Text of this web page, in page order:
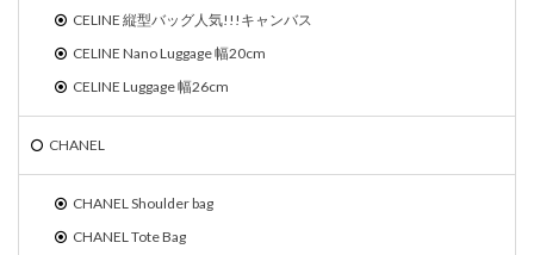
CELINE 縦型バッグ人気!!!キャンバス
CELINE Nano Luggage 幅20cm
CELINE Luggage 幅26cm
CHANEL
CHANEL Shoulder bag
CHANEL Tote Bag